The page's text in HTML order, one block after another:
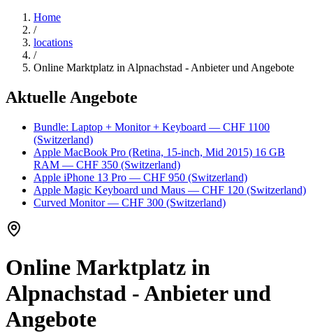
Home
/
locations
/
Online Marktplatz in Alpnachstad - Anbieter und Angebote
Aktuelle Angebote
Bundle: Laptop + Monitor + Keyboard — CHF 1100
(Switzerland)
Apple MacBook Pro (Retina, 15-inch, Mid 2015) 16 GB
RAM — CHF 350 (Switzerland)
Apple iPhone 13 Pro — CHF 950 (Switzerland)
Apple Magic Keyboard und Maus — CHF 120 (Switzerland)
Curved Monitor— CHF 300 (Switzerland)
Online Marktplatz in
Alpnachstad - Anbieter und
Angebote